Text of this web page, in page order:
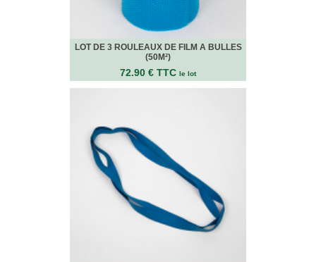
LOT DE 3 ROULEAUX DE FILM A BULLES
(50M²)
72.90 € TTC le lot